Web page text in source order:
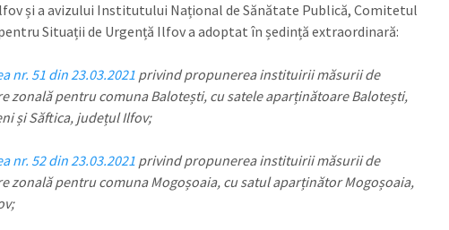
și a avizului Institutului Național de Sănătate Publică, Comitetul
Situații de Urgență Ilfov a adoptat în ședință extraordinară:
nr. 51 din 23.03.2021 privind propunerea instituirii măsurii de
zonală pentru comuna Balotești, cu satele aparținătoare Balotești,
și Săftica, județul Ilfov;
nr. 52 din 23.03.2021privind propunerea instituirii măsurii de
zonală pentru comuna Mogoșoaia, cu satul aparținător Mogoșoaia,